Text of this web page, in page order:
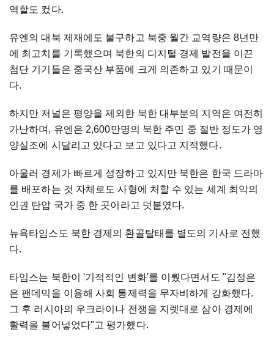
역할도 컸다.
유엔의 대북 제재에도 불구하고 북중 월간 교역량은 8년만
에 최고치를 기록했으며 북한의 디지털 경제 발전을 이끈
첨단 기기들은 중국산 부품에 크게 의존하고 있기 때문이
다.
하지만 저널은 평양을 제외한 북한 대부분의 지역은 여전히
가난하며, 유엔은 2,600만명의 북한 주민 중 절반 정도가 영
양실조에 시달리고 있다고 보고 있다고 지적했다.
아울러 경제가 빠르게 성장하고 있지만 북한은 한국 드라마
를 배포하는 것 자체로도 사형에 처할 수 있는 세계 최악의
인권 탄압 국가 중 한 곳이라고 덧붙였다.
뉴욕타임스도 북한 경제의 환골탈태를 별도의 기사로 전했
다.
타임스는 북한이 '기적적인 변화'를 이뤘다면서도 "김정은
은 팬데믹을 이용해 사회 통제력을 무자비하게 강화했다.
그 후 러시아의 우크라이나 전쟁을 지렛대로 삼아 경제에
활력을 불어넣었다"고 평가했다.